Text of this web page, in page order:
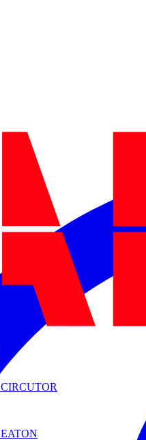
CIRCUTOR
EATON